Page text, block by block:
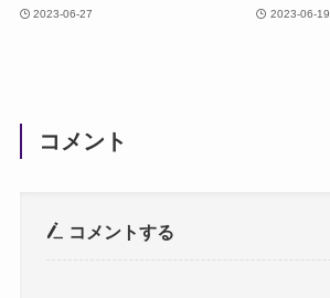
2023-06-27 2023-06-19
コメント
コメントする